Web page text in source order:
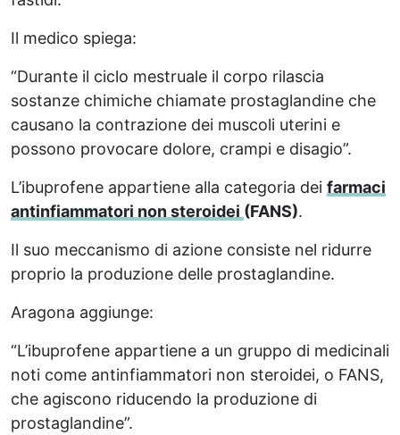
Il medico spiega:
“Durante il ciclo mestruale il corpo rilascia
sostanze chimiche chiamate prostaglandine che
causano la contrazione dei muscoli uterini e
possono provocare dolore, crampi e disagio”.
L’ibuprofene appartiene alla categoria dei farmaci
antinfiammatori non steroidei (FANS).
Il suo meccanismo di azione consiste nel ridurre
proprio la produzione delle prostaglandine.
Aragona aggiunge:
“L’ibuprofene appartiene a un gruppo di medicinali
noti come antinfiammatori non steroidei, o FANS,
che agiscono riducendo la produzione di
prostaglandine”.